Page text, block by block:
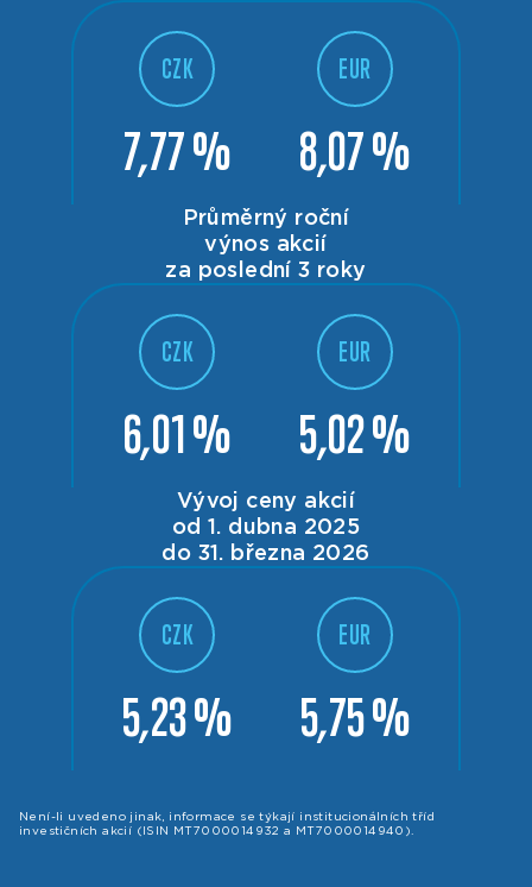
CZK
7,77 %
EUR
8,07 %
Průměrný roční
výnos akcií
za poslední 3 roky
CZK
6,01 %
EUR
5,02 %
Vývoj ceny akcií
od 1. dubna 2025
do 31. března 2026
CZK
5,23 %
EUR
5,75 %
Není-li uvedeno jinak, informace se týkají institucionálních tříd
investičních akcií (ISIN MT7000014932 a MT7000014940).